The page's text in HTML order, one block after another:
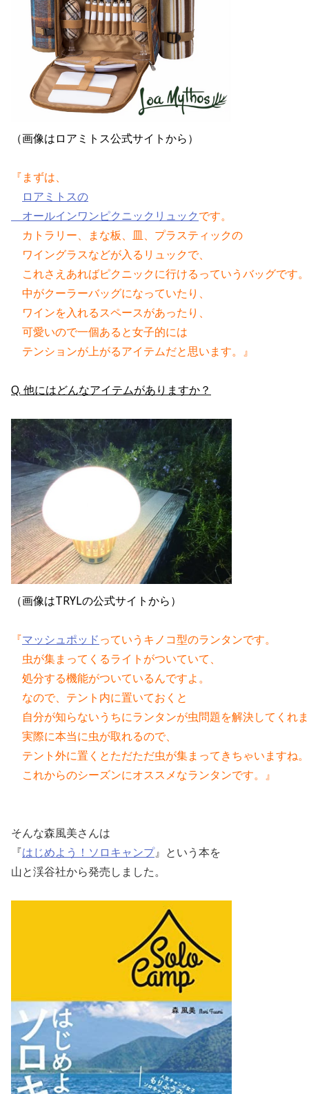
（画像はロアミトス公式サイトから）
『まずは、
ロアミトスの
オールインワンピクニックリュックです。
カトラリー、まな板、皿、プラスティックの
ワイングラスなどが入るリュックで、
これさえあればピクニックに行けるっていうバッグです。
中がクーラーバッグになっていたり、
ワインを入れるスペースがあったり、
可愛いので一個あると女子的には
テンションが上がるアイテムだと思います。』
Q. 他にはどんなアイテムがありますか？
（画像はTRYLの公式サイトから）
『マッシュポッドっていうキノコ型のランタンです。
虫が集まってくるライトがついていて、
処分する機能がついているんですよ。
なので、テント内に置いておくと
自分が知らないうちにランタンが虫問題を解決してくれ
実際に本当に虫が取れるので、
テント外に置くとただただ虫が集まってきちゃいますね。
これからのシーズンにオススメなランタンです。』
そんな森風美さんは
『はじめよう！ソロキャンプ』という本を
山と渓谷社から発売しました。